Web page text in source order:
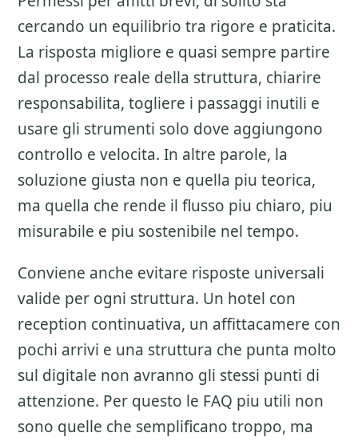
cercando un equilibrio tra rigore e praticita.
La risposta migliore e quasi sempre partire
dal processo reale della struttura, chiarire
responsabilita, togliere i passaggi inutili e
usare gli strumenti solo dove aggiungono
controllo e velocita. In altre parole, la
soluzione giusta non e quella piu teorica,
ma quella che rende il flusso piu chiaro, piu
misurabile e piu sostenibile nel tempo.
Conviene anche evitare risposte universali
valide per ogni struttura. Un hotel con
reception continuativa, un affittacamere con
pochi arrivi e una struttura che punta molto
sul digitale non avranno gli stessi punti di
attenzione. Per questo le FAQ piu utili non
sono quelle che semplificano troppo, ma